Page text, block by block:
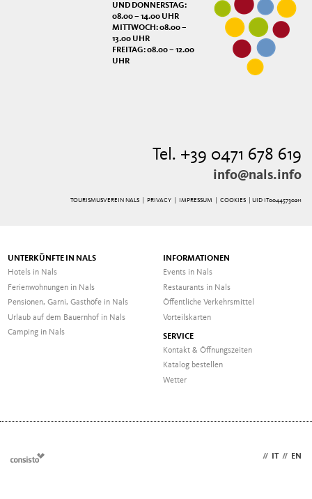
UND DONNERSTAG:
08.00 – 14.00 UHR
MITTWOCH: 08.00 –
13.00 UHR
FREITAG: 08.00 – 12.00
UHR
Tel. +39 0471 678 619
info@nals.info
TOURISMUSVEREIN NALS | PRIVACY| IMPRESSUM COOKIES | UID IT00445730211
UNTERKÜNFTE IN NALS
Hotels in Nals
Ferienwohnungen in Nals
Pensionen, Garni, Gasthöfe in Nals
Urlaub auf dem Bauernhof in Nals
Camping in Nals
INFORMATIONEN
Events in Nals
Restaurants in Nals
Öffentliche Verkehrsmittel
Vorteilskarten
SERVICE
Kontakt & Öffnungszeiten
Katalog bestellen
Wetter
// IT // EN